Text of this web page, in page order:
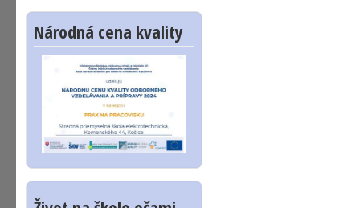
Národná cena kvality